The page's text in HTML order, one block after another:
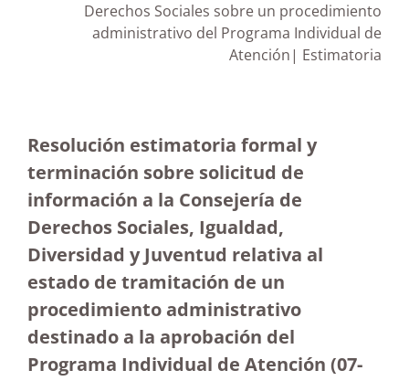
Derechos Sociales sobre un procedimiento
administrativo del Programa Individual de
Atención| Estimatoria
Resolución estimatoria formal y
terminación sobre solicitud de
información a la Consejería de
Derechos Sociales, Igualdad,
Diversidad y Juventud relativa al
estado de tramitación de un
procedimiento administrativo
destinado a la aprobación del
Programa Individual de Atención (07-